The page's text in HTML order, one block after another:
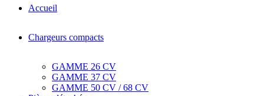
Accueil
Chargeurs compacts
GAMME 26 CV
GAMME 37 CV
GAMME 50 CV / 68 CV